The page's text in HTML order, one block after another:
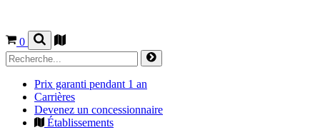
0
Prix garanti pendant 1 an
Carrières
Devenez un concessionnaire
Établissements